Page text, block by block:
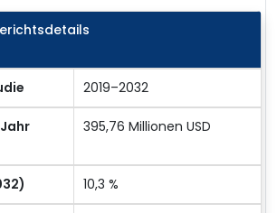
2019–2032
395,76 Millionen USD
10,3 %